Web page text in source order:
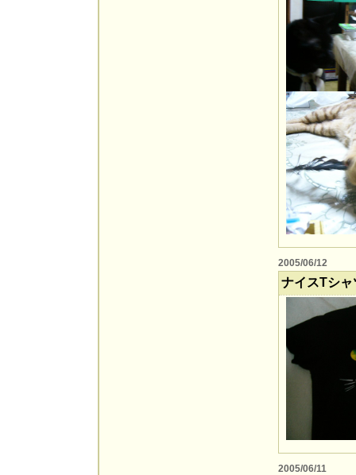
2005/06/12
ナイスTシャ
2005/06/11